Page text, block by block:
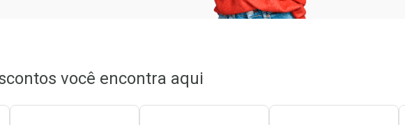
você encontra aqui